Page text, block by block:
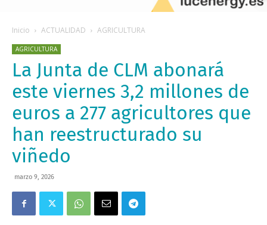
Inicio ACTUALIDAD AGRICULTURA
AGRICULTURA
La Junta de CLM abonará
este viernes 3,2 millones de
euros a 277 agricultores que
han reestructurado su
viñedo
marzo 9, 2026